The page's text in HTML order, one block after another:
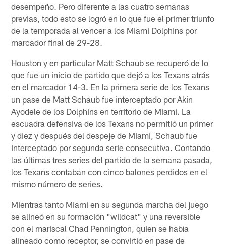
desempeño. Pero diferente a las cuatro semanas
previas, todo esto se logró en lo que fue el primer triunfo
de la temporada al vencer a los Miami Dolphins por
marcador final de 29-28.
Houston y en particular Matt Schaub se recuperó de lo
que fue un inicio de partido que dejó a los Texans atrás
en el marcador 14-3. En la primera serie de los Texans
un pase de Matt Schaub fue interceptado por Akin
Ayodele de los Dolphins en territorio de Miami. La
escuadra defensiva de los Texans no permitió un primer
y diez y después del despeje de Miami, Schaub fue
interceptado por segunda serie consecutiva. Contando
las últimas tres series del partido de la semana pasada,
los Texans contaban con cinco balones perdidos en el
mismo número de series.
Mientras tanto Miami en su segunda marcha del juego
se alineó en su formación "wildcat" y una reversible
con el mariscal Chad Pennington, quien se había
alineado como receptor, se convirtió en pase de